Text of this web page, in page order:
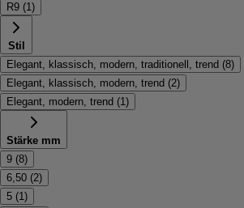
R9 (1)
Stil
Elegant, klassisch, modern, traditionell, trend (8)
Elegant, klassisch, modern, trend (2)
Elegant, modern, trend (1)
Stärke mm
9 (8)
6,50 (2)
5 (1)